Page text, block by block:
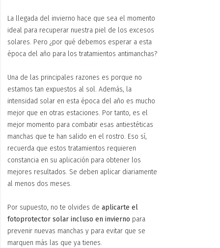
La llegada del invierno hace que sea el momento
ideal para recuperar nuestra piel de los excesos
solares. Pero ¿por qué debemos esperar a esta
época del año para los tratamientos antimanchas?
Una de las principales razones es porque no
estamos tan expuestos al sol. Además, la
intensidad solar en esta época del año es mucho
mejor que en otras estaciones. Por tanto, es el
mejor momento para combatir esas antiestéticas
manchas que te han salido en el rostro. Eso sí,
recuerda que estos tratamientos requieren
constancia en su aplicación para obtener los
mejores resultados. Se deben aplicar diariamente
al menos dos meses.
Por supuesto, no te olvides de aplicarte el
fotoprotector solar incluso en invierno para
prevenir nuevas manchas y para evitar que se
marquen más las que ya tienes.